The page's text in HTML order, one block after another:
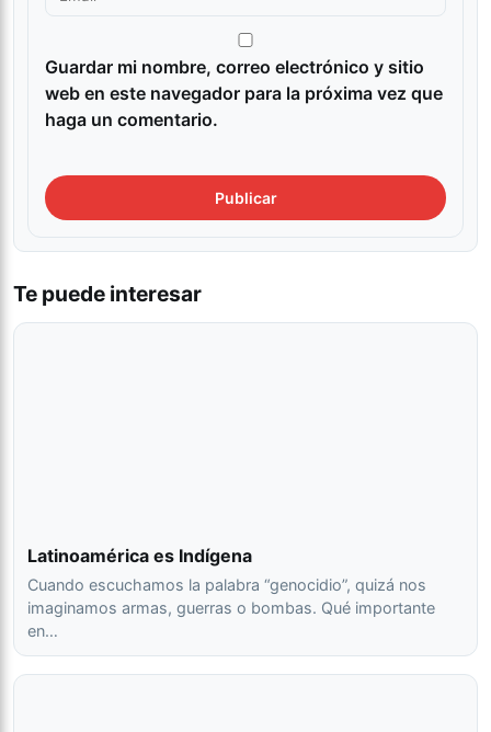
Guardar mi nombre, correo electrónico y sitio
web en este navegador para la próxima vez que
haga un comentario.
Te puede interesar
Latinoamérica es Indígena
Cuando escuchamos la palabra “genocidio”, quizá nos
imaginamos armas, guerras o bombas. Qué importante
en…